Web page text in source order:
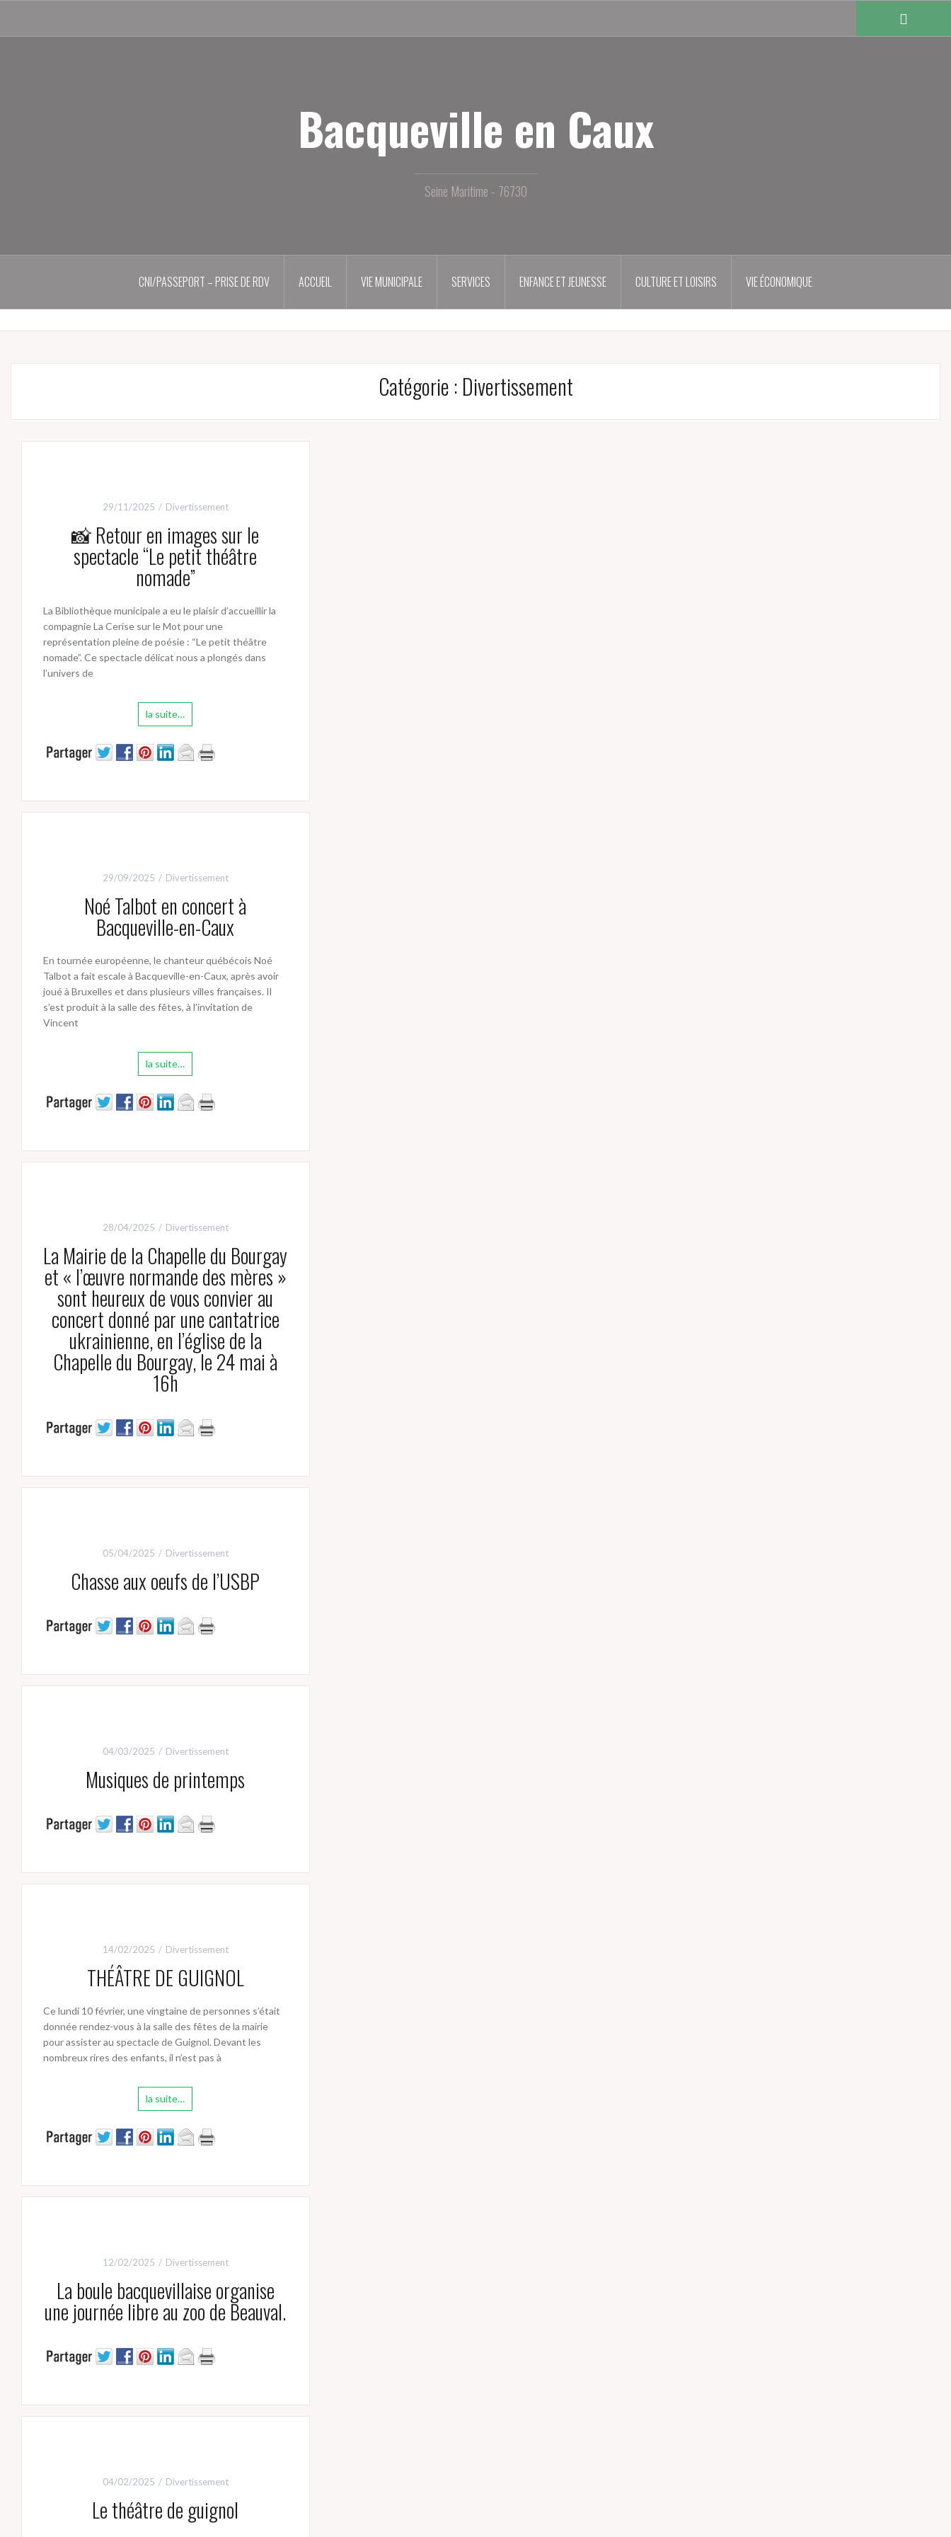
contenu
Bacqueville en Caux
Seine Maritime - 76730
CNI/PASSEPORT – PRISE DE RDV ACCUEIL VIE MUNICIPALE SERVICES ENFANCE ET JEUNESSE CULTURE ET LOISIRS VIE ÉCONOMIQUE
Catégorie : Divertissement
29/11/2025 Divertissement
📸 Retour en images sur le
spectacle “Le petit théâtre
nomade”
La Bibliothèque municipale a eu le plaisir d’accueillir la
compagnie La Cerise sur le Mot pour une
représentation pleine de poésie : “Le petit théâtre
nomade”. Ce spectacle délicat nous a plongés dans
l’univers de
la suite…
29/09/2025 Divertissement
Noé Talbot en concert à
Bacqueville-en-Caux
En tournée européenne, le chanteur québécois Noé
Talbot a fait escale à Bacqueville-en-Caux, après avoir
joué à Bruxelles et dans plusieurs villes françaises. Il
s’est produit à la salle des fêtes, à l’invitation de
Vincent
la suite…
28/04/2025 Divertissement
La Mairie de la Chapelle du Bourgay
et « l’œuvre normande des mères »
sont heureux de vous convier au
concert donné par une cantatrice
ukrainienne, en l’église de la
Chapelle du Bourgay, le 24 mai à
16h
05/04/2025 Divertissement
Chasse aux oeufs de l’USBP
04/03/2025 Divertissement
Musiques de printemps
14/02/2025 Divertissement
THÉÂTRE DE GUIGNOL
Ce lundi 10 février, une vingtaine de personnes s’était
donnée rendez-vous à la salle des fêtes de la mairie
pour assister au spectacle de Guignol. Devant les
nombreux rires des enfants, il n’est pas à
la suite…
12/02/2025 Divertissement
La boule bacquevillaise organise
une journée libre au zoo de Beauval.
04/02/2025 Divertissement
Le théâtre de guignol